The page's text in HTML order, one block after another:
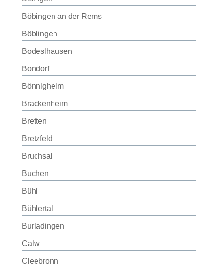
Böbingen an der Rems
Böblingen
Bodeslhausen
Bondorf
Bönnigheim
Brackenheim
Bretten
Bretzfeld
Bruchsal
Buchen
Bühl
Bühlertal
Burladingen
Calw
Cleebronn